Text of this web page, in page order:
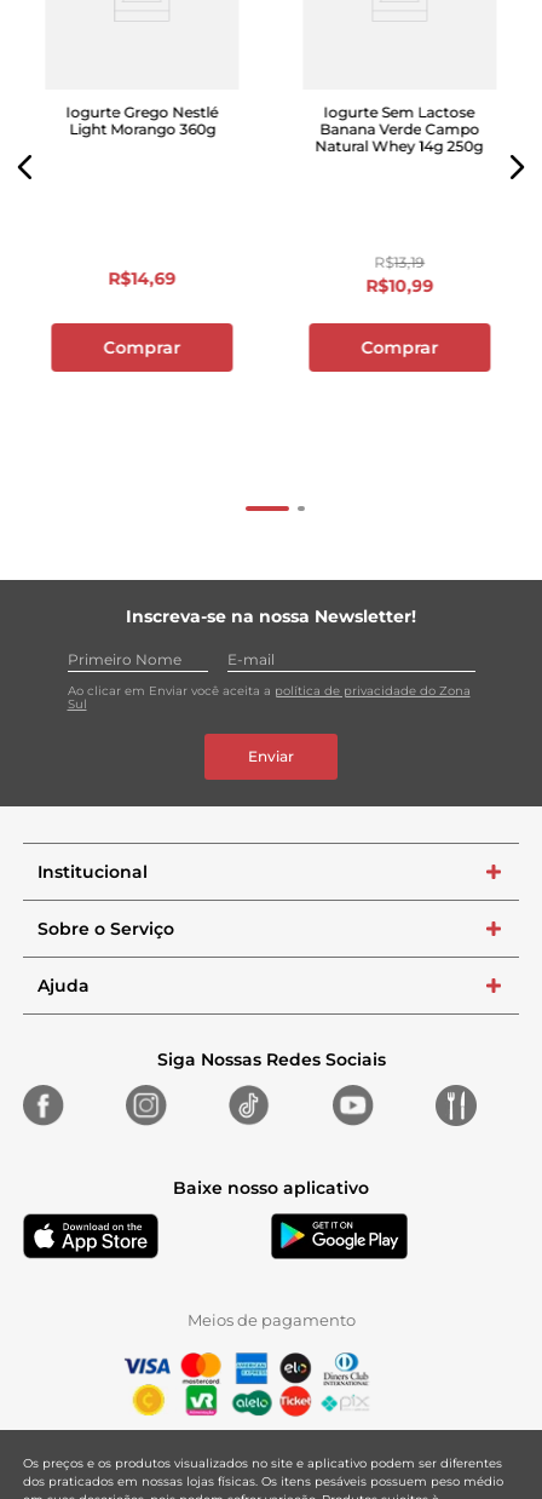
Iogurte Grego Nestlé
Light Morango 360g
R$14,69
Comprar
Iogurte Sem Lactose
Banana Verde Campo
Natural Whey 14g 250g
R$13,19
R$10,99
Comprar
Inscreva-se na nossa Newsletter!
Ao clicar em Enviar você aceita a política de privacidade do Zona
Sul
Enviar
Institucional +
Sobre o Serviço +
Ajuda +
Siga Nossas Redes Sociais
Baixe nosso aplicativo
Meios de pagamento
Os preços e os produtos visualizados no site e aplicativo podem ser diferentes
dos praticados em nossas lojas físicas. Os itens pesáveis possuem peso médio